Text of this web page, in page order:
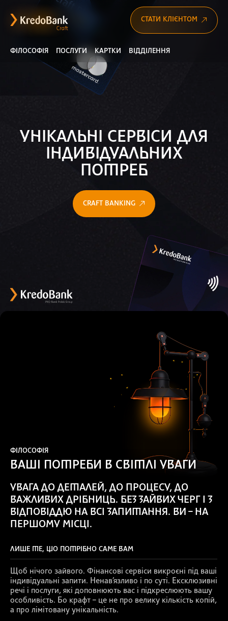
ФІЛОСОФІЯ ПОСЛУГИ КАРТКИ ВІДДІЛЕННЯ
СТАТИ КЛІЄНТОМ
УНІКАЛЬНІ СЕРВІСИ ДЛЯ
ІНДИВІДУАЛЬНИХ
ПОТРЕБ
CRAFT BANKING
ФІЛОСОФІЯ
ВАШІ ПОТРЕБИ В СВІТЛІ УВАГИ
УВАГА ДО ДЕТАЛЕЙ, ДО ПРОЦЕСУ, ДО
ВАЖЛИВИХ ДРІБНИЦЬ. БЕЗ ЗАЙВИХ ЧЕРГ І З
ВІДПОВІДДЮ НА ВСІ ЗАПИТАННЯ. ВИ – НА
ПЕРШОМУ МІСЦІ.
ЛИШЕ ТЕ, ЩО ПОТРІБНО САМЕ ВАМ
Щоб нічого зайвого. Фінансові сервіси викроєні під ваші
індивідуальні запити. Ненав’язливо і по суті. Ексклюзивні
речі і послуги, які доповнюють вас і підкреслюють вашу
особливість. Бо крафт – це не про велику кількість копій,
а про лімітовану унікальність.